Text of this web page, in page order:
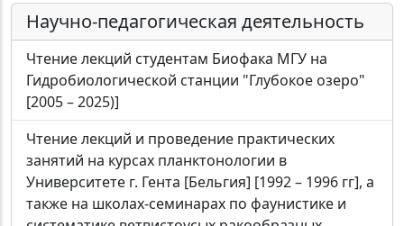
Научно-педагогическая деятельность
Чтение лекций студентам Биофака МГУ на
Гидробиологической станции "Глубокое озеро"
[2005 – 2025)]
Чтение лекций и проведение практических
занятий на курсах планктонологии в
Университете г. Гента [Бельгия] [1992 – 1996 гг], а
также на школах-семинарах по фаунистике и